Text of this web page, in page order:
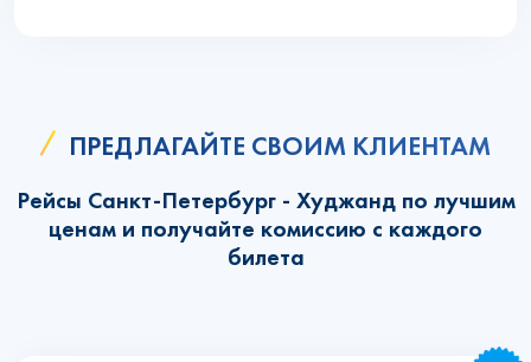
ПРЕДЛАГАЙТЕ СВОИМ КЛИЕНТАМ
Рейсы Санкт-Петербург - Худжанд по лучшим
ценам и получайте комиссию с каждого
билета